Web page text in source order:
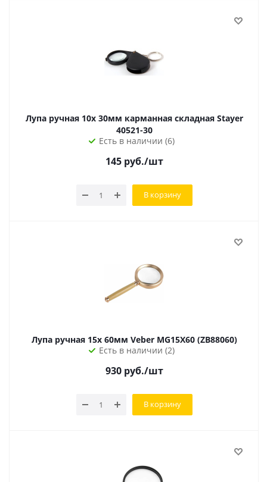
Лупа ручная 10x 30мм карманная складная Stayer
40521-30
Есть в наличии (6)
145руб./шт
В корзину
Лупа ручная 15х 60мм Veber MG15X60 (ZB88060)
Есть в наличии (2)
930руб./шт
В корзину